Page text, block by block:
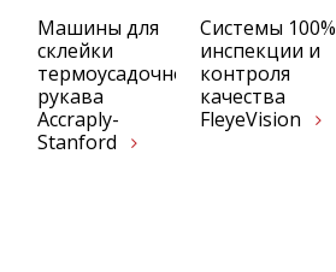
Машины для
склейки
термоусадочного
рукава
Accraply-
Stanford
Системы 100%
инспекции и
контроля
качества
FleyeVision